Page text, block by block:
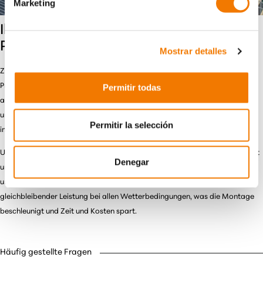
Marketing
Mostrar detalles
Permitir todas
Permitir la selección
Denegar
Ihr zusätzlicher Mitarbeiter bei jedem
Projekt
Zuverlässige Geräte sind entscheidend für einen reibungslosen
Projektablauf. Unsere Vakuumheber fungieren als ein zusätzlicher Kollege,
auf den Sie sich immer verlassen können. Dank ihrer Vielseitigkeit sind
unsere Geräte für eine Vielzahl von Projekten geeignet und passen sich
immer Ihren spezifischen Projektanforderungen an.
Unsere Vakuumheber sind für den täglichen Einsatz im Bauwesen konzipiert
und bieten sicheres Anheben, Platzieren und Montieren von Trapezblechen
und Sandwichelementen. Sie sind langlebig und zuverlässig, mit
gleichbleibender Leistung bei allen Wetterbedingungen, was die Montage
beschleunigt und Zeit und Kosten spart.
Häufig gestellte Fragen